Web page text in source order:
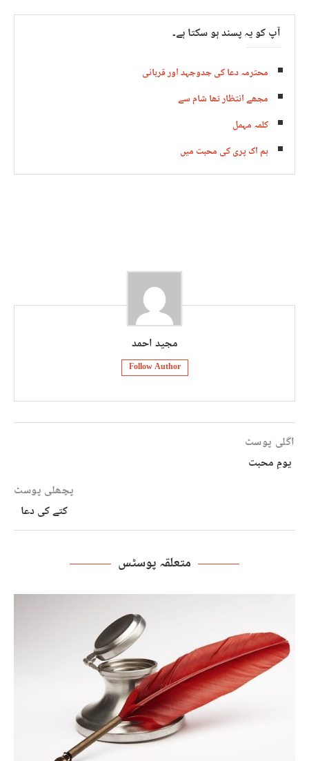
آپ کو یہ پسند ہو سکتا ہے۔
محترمہ دعا کی جدوجہد اور قربانی
کلمہ مہمل
ہم اک پری کی محبت میں
مجید احمد
Follow Author
اگلی پوسٹ
یومِ محبت
پچھلی پوسٹ
کتے کی دعا
متعلقہ پوسٹس